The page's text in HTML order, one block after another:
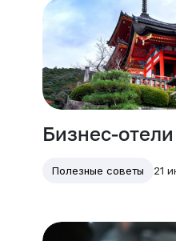
Бизнес-
Полезные советы 21